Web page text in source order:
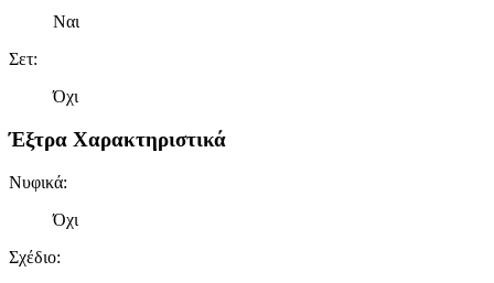
Ναι
Σετ:
Όχι
Έξτρα Χαρακτηριστικά
Νυφικά:
Όχι
Σχέδιο: